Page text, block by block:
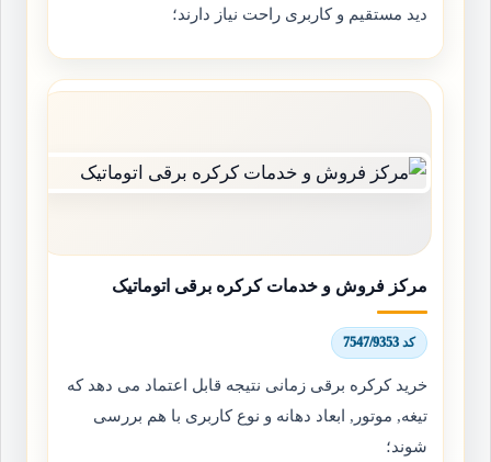
دید مستقیم و کاربری راحت نیاز دارند؛
مرکز فروش و خدمات کرکره برقی اتوماتیک
کد 7547/9353
خرید کرکره برقی زمانی نتیجه قابل اعتماد می دهد که
تیغه, موتور, ابعاد دهانه و نوع کاربری با هم بررسی
شوند؛